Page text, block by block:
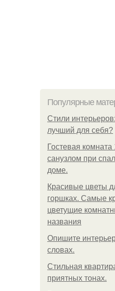
Популярные
Стили
лучший для себя?
Гостевая
санузлом при
доме.
Красивые цветы
горшках. Самые
цветущие
названия
Опишите
словах.
Стильная
приятных тонах.